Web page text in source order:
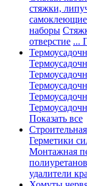
стяжки,
наборы
отверстие ...
Показать все
Герметики
Монтажная
удалители